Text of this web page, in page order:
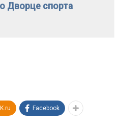
Дворце спорта
Facebook